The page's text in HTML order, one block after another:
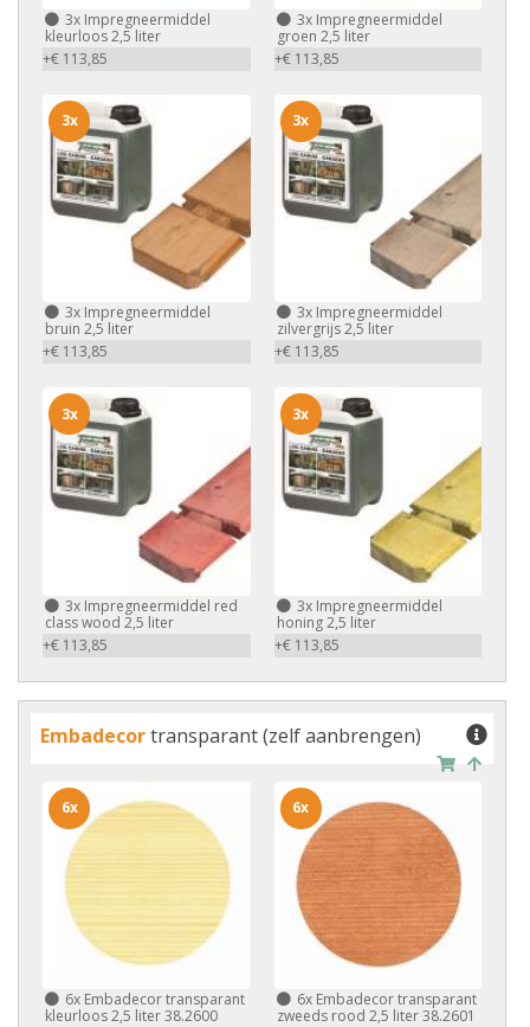
3x Impregneermiddel
kleurloos 2,5 liter
+€ 113,85
3xImpregneermiddel
groen 2,5 liter
+€ 113,85
3x Impregneermiddel
bruin 2,5 liter
+€ 113,85
3x
3xImpregneermiddel
zilvergrijs 2,5 liter
+€ 113,85
3x
3x Impregneermiddel red
class wood 2,5 liter
+€ 113,85
3x
3xImpregneermiddel
honing 2,5 liter
+€ 113,85
3x
Embadecortransparant (zelf aanbrengen)
6x Embadecor transparant
kleurloos 2,5 liter 38.2600
6x
6xEmbadecor transparant
zweeds rood 2,5 liter 38.2601
6x